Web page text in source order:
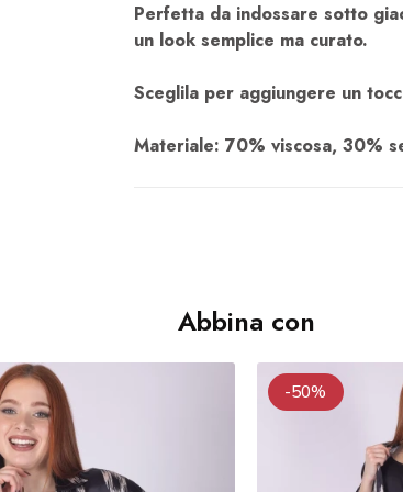
Perfetta da indossare sotto
un look semplice ma curato.
Sceglila per aggiungere un
Materiale: 70% viscosa, 30%
Abbina con
-50%